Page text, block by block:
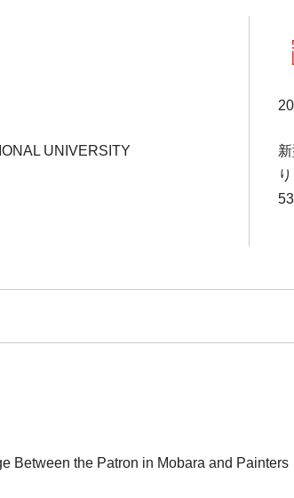
UNIVERSITY
Between the Patron in Mobara and Painters